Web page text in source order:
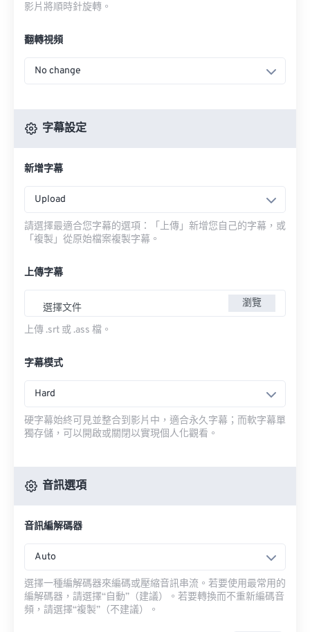
影片將順時針旋轉。
翻轉視頻
No change
字幕設定
新增字幕
Upload
請選擇最適合您字幕的選項：「上傳」新增您自己的字幕，或
「複製」從原始檔案複製字幕。
上傳字幕
選擇文件 瀏覽
上傳 .srt 或 .ass 檔。
字幕模式
Hard
硬字幕始終可見並整合到影片中，適合永久字幕；而軟字幕單
獨存儲，可以開啟或關閉以實現個人化觀看。
音訊選項
音訊編解碼器
Auto
選擇一種編解碼器來編碼或壓縮音訊串流。若要使用最常用的
編解碼器，請選擇“自動”（建議）。若要轉換而不重新編碼音
頻，請選擇“複製”（不建議）。